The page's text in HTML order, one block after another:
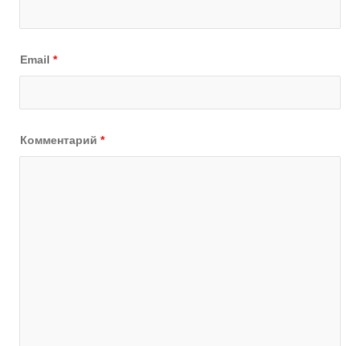
Email *
Комментарий *